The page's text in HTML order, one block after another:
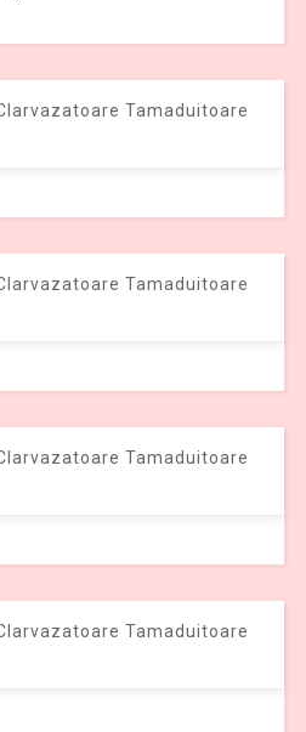
Tamaduitoare
Tamaduitoare
Tamaduitoare
Tamaduitoare